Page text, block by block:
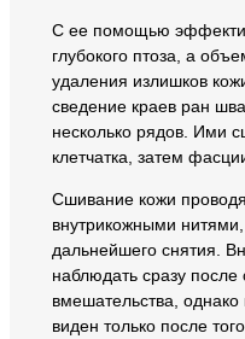
С ее помощью
глубокого птоза, а
удаления излишков
сведение краев ран
несколько рядов. Ими
клетчатка, затем
Сшивание кожи
внутрикожными
дальнейшего снятия.
наблюдать сразу после
вмешательства, однако
виден только после